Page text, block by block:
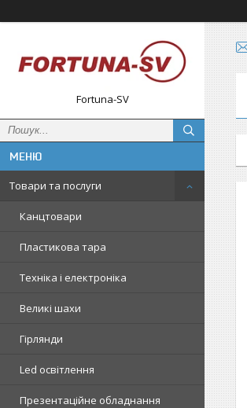
Fortuna-SV
Товари та послуги
Канцтовари
Пластикова тара
Техніка і електроніка
Великі шахи
Гірлянди
Led освітлення
Презентаційне обладнання